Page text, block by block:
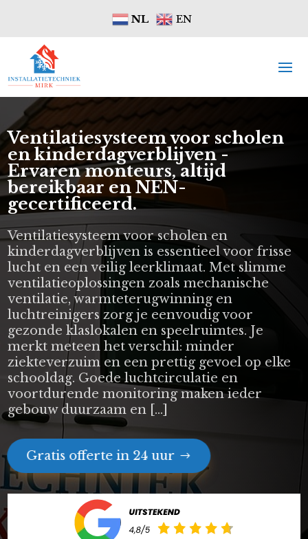
NL EN
Ventilatiesysteem voor scholen
en kinderdagverblijven -
Ervaren monteurs, altijd
bereikbaar en NEN-
gecertificeerd.
Ventilatiesysteem voor scholen en
kinderdagverblijven is essentieel voor frisse
lucht en een veilig leerklimaat. Met slimme
ventilatieoplossingen zoals mechanische
ventilatie, warmteterugwinning en
luchtreinigers zorg je eenvoudig voor
gezonde klaslokalen en speelruimtes. Je
merkt meteen het verschil: minder
ziekteverzuim en een prettig gevoel op elke
schooldag. Goede luchtcirculatie en
voortdurende monitoring maken ieder
gebouw duurzaam en […]
Gratis offerte in 24 uur